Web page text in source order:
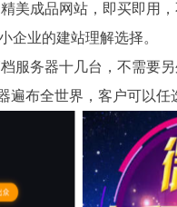
美成品网站，即买即用
企业的建站理解选择。
服务器十几台，不需要
遍布全世界，客户可以